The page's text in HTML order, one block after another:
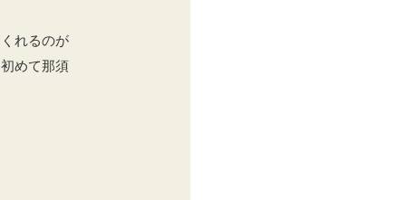
れるのが
めて那須